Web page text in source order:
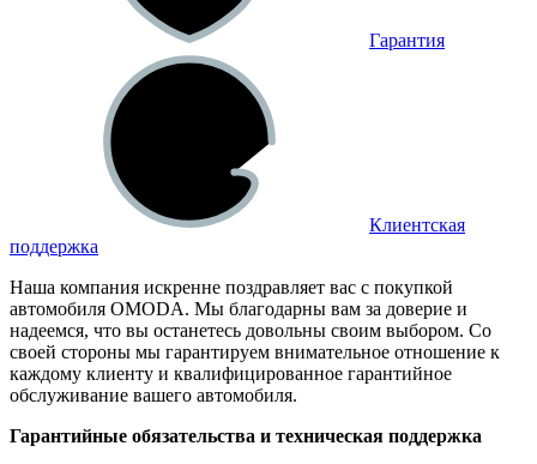
Гарантия
Клиентская
поддержка
Наша компания искренне поздравляет вас с покупкой
автомобиля OMODA. Мы благодарны вам за доверие и
надеемся, что вы останетесь довольны своим выбором. Со
своей стороны мы гарантируем внимательное отношение к
каждому клиенту и квалифицированное гарантийное
обслуживание вашего автомобиля.
Гарантийные обязательства и техническая поддержка